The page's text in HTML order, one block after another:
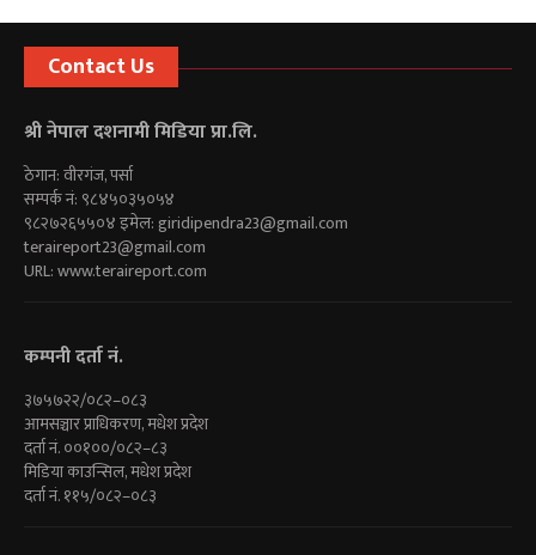
Contact Us
श्री नेपाल दशनामी मिडिया प्रा.लि.
ठेगान: वीरगंज, पर्सा
सम्पर्क नं: ९८४५०३५०५४
९८२७२६५५०४ इमेल:giridipendra23@gmail.com
teraireport23@gmail.com
URL: www.teraireport.com
कम्पनी दर्ता नं.
३७५७२२/०८२–०८३
आमसञ्चार प्राधिकरण, मधेश प्रदेश
दर्ता नं. ००१००/०८२–८३
मिडिया काउन्सिल, मधेश प्रदेश
दर्ता नं. ११५/०८२–०८३